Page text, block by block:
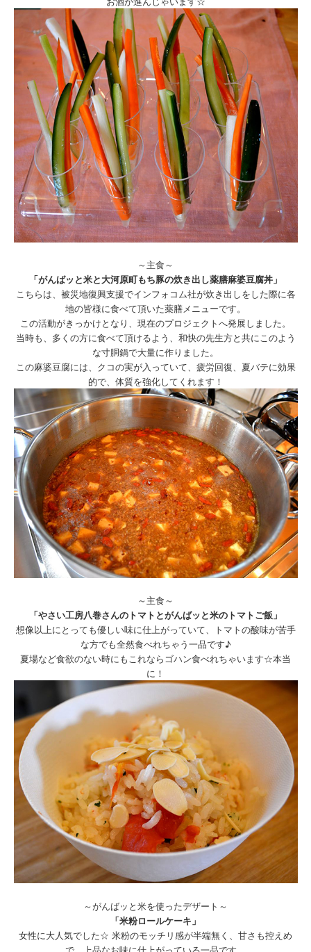
～主食～
「がんばッと米と大河原町もち豚の炊き出し薬膳麻婆豆腐丼」
こちらは、被災地復興支援でインフォコム社が炊き出しをした際に各
地の皆様に食べて頂いた薬膳メニューです。
この活動がきっかけとなり、現在のプロジェクトへ発展しました。
当時も、多くの方に食べて頂けるよう、和快の先生方と共にこのよう
な寸胴鍋で大量に作りました。
この麻婆豆腐には、クコの実が入っていて、疲労回復、夏バテに効果
的で、体質を強化してくれます！
～主食～
「やさい工房八巻さんのトマトとがんばッと米のトマトご飯」
想像以上にとっても優しい味に仕上がっていて、トマトの酸味が苦手
な方でも全然食べれちゃう一品です♪
夏場など食欲のない時にもこれならゴハン食べれちゃいます☆本当
に！
～がんばッと米を使ったデザート～
「米粉ロールケーキ」
女性に大人気でした☆ 米粉のモッチリ感が半端無く、甘さも控えめ
で、上品なお味に仕上がっている一品です。